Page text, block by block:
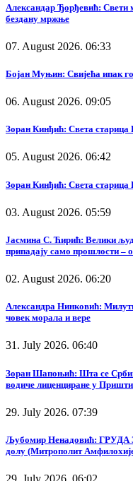
Александар Ђорђевић: Свети
бездану мржње
07. August 2026. 06:33
Бојан Муњин: Свијећа ипак
06. August 2026. 09:05
Зоран Кинђић: Света старица
05. August 2026. 06:42
Зоран Кинђић: Света старица
03. August 2026. 05:59
Јасмина С. Ћирић: Велики
припадају само прошлости –
02. August 2026. 06:20
Александра Нинковић:
човек морала и вере
31. July 2026. 06:40
Зоран Шапоњић: Шта се
водиче лиценциране у
29. July 2026. 07:39
Љубомир Ненадовић: ГРУДА
долу (Митрополит